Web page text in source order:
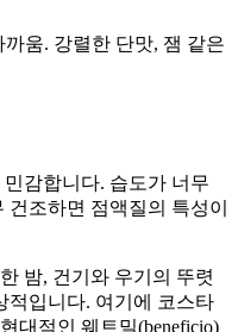
까움. 강렬한 단맛, 잼 같은
감합니다. 습도가 너무
조하면 점액질의 특성이
밤, 건기와 우기의 뚜렷
입니다. 여기에 코스타
대적인 웨트밀(beneficio)